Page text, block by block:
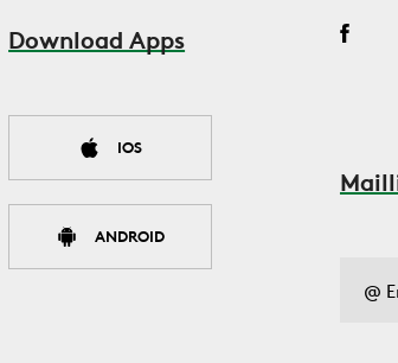
Download Apps
IOS
ANDROID